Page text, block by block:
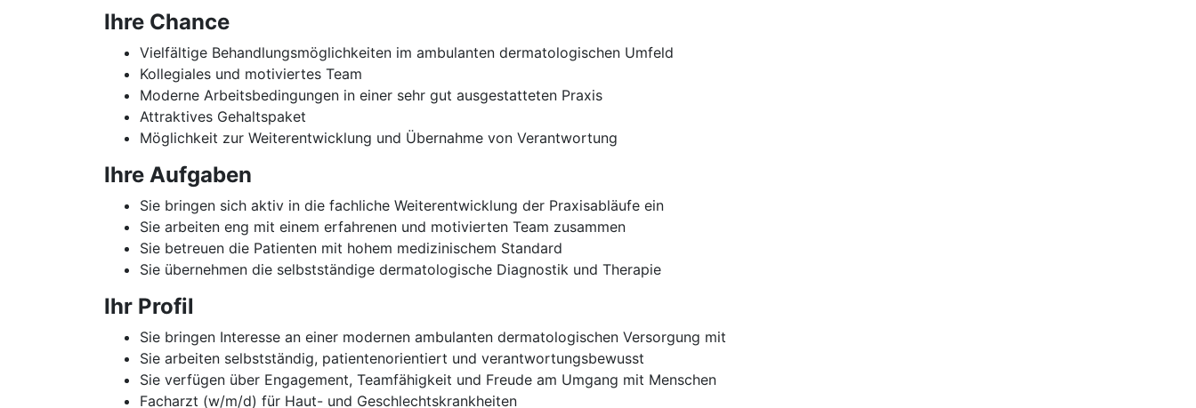
Ihre Chance
Vielfältige Behandlungsmöglichkeiten im ambulanten dermatologischen Umfeld
Kollegiales und motiviertes Team
Moderne Arbeitsbedingungen in einer sehr gut ausgestatteten Praxis
Attraktives Gehaltspaket
Möglichkeit zur Weiterentwicklung und Übernahme von Verantwortung
Ihre Aufgaben
Sie bringen sich aktiv in die fachliche Weiterentwicklung der Praxisabläufe ein
Sie arbeiten eng mit einem erfahrenen und motivierten Team zusammen
Sie betreuen die Patienten mit hohem medizinischem Standard
Sie übernehmen die selbstständige dermatologische Diagnostik und Therapie
Ihr Profil
Sie bringen Interesse an einer modernen ambulanten dermatologischen Versorgung mit
Sie arbeiten selbstständig, patientenorientiert und verantwortungsbewusst
Sie verfügen über Engagement, Teamfähigkeit und Freude am Umgang mit Menschen
Facharzt (w/m/d) für Haut- und Geschlechtskrankheiten